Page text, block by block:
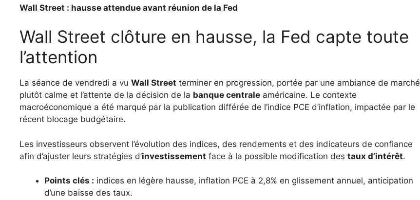
Wall Street : hausse attendue avant réunion de la Fed
Wall Street clôture en hausse, la Fed capte toute
l’attention
La séance de vendredi a vu Wall Street terminer en progression, portée par une ambiance de marché
plutôt calme et l’attente de la décision de la banque centrale américaine. Le contexte
macroéconomique a été marqué par la publication différée de l’indice PCE d’inflation, impactée par le
récent blocage budgétaire.
Les investisseurs observent l’évolution des indices, des rendements et des indicateurs de confiance
afin d’ajuster leurs stratégies d’investissement face à la possible modification des taux d’intérêt.
Points clés : indices en légère hausse, inflation PCE à 2,8% en glissement annuel, anticipation
d’une baisse des taux.